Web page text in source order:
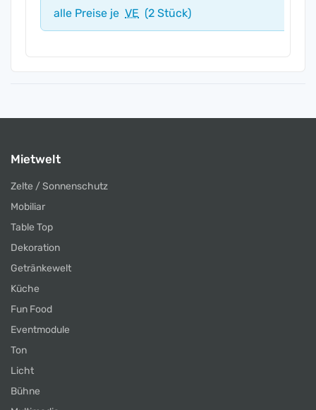
alle Preise je VE (2 Stück)
Mietwelt
Zelte / Sonnenschutz
Mobiliar
Table Top
Dekoration
Getränkewelt
Küche
Fun Food
Eventmodule
Ton
Licht
Bühne